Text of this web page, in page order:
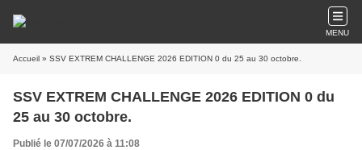
MENU
Accueil » SSV EXTREM CHALLENGE 2026 EDITION 0 du 25 au 30 octobre.
SSV EXTREM CHALLENGE 2026 EDITION 0 du
25 au 30 octobre.
Publié le 07/07/2026 à 11:08